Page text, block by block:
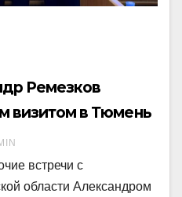
Ремезков
визитом в Тюмень
встречи с
области Александром